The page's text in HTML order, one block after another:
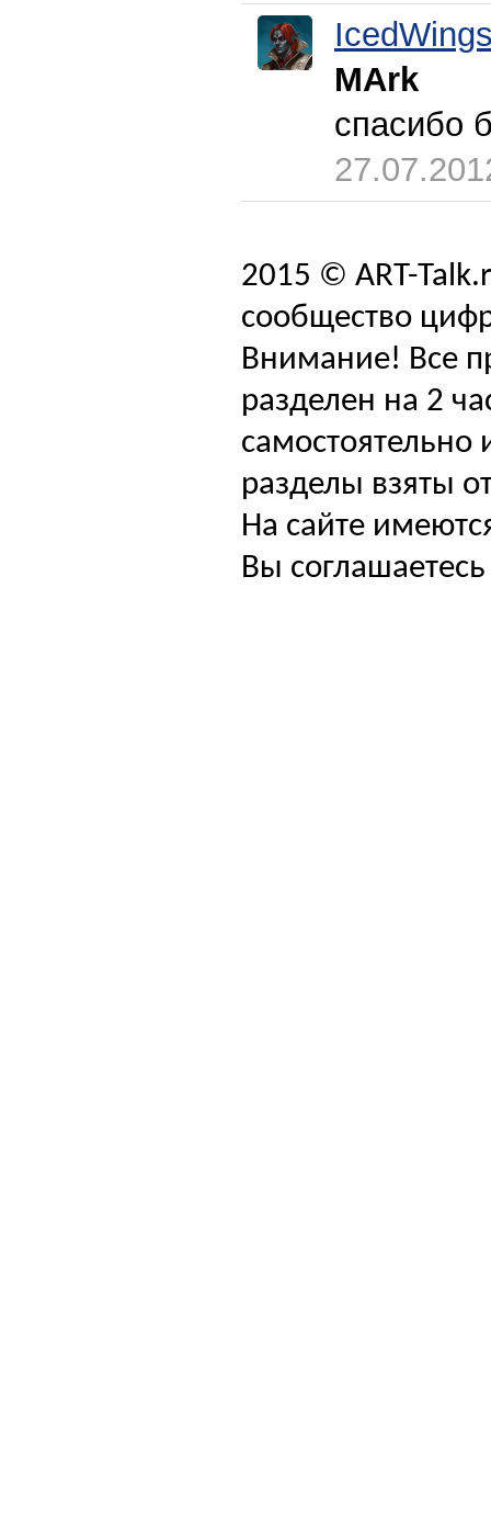
MArk
спасибо
2015 © ART-
сообщество
Внимание! Все
разделен на 2
самостоятельно
разделы взяты
На сайте
Вы